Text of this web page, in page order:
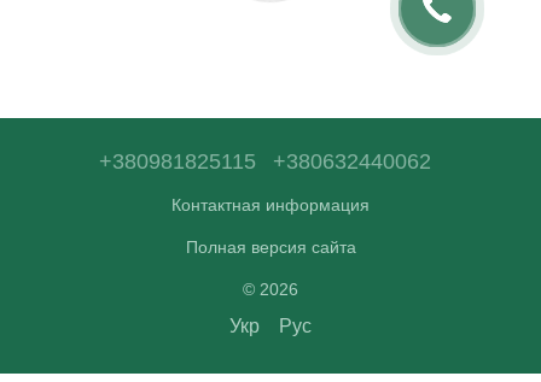
+380981825115 +380632440062
Контактная информация
Полная версия сайта
© 2026
Укр Рус